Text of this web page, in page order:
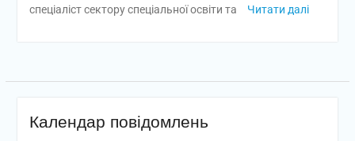
спеціаліст сектору спеціальної освіти та
Читати далі
Календар повідомлень